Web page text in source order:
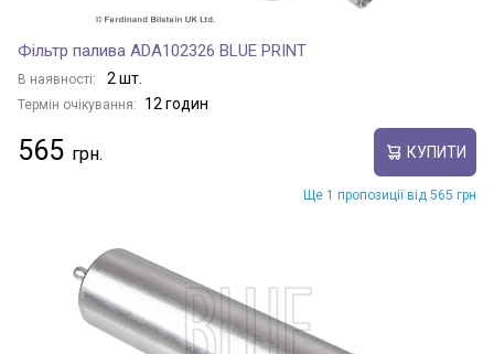
Фільтр палива ADA102326 BLUE PRINT
В наявності: 2 шт.
Термін очікування: 12 годин
565 КУПИТИ
Ще 1 пропозиції від 565 грн